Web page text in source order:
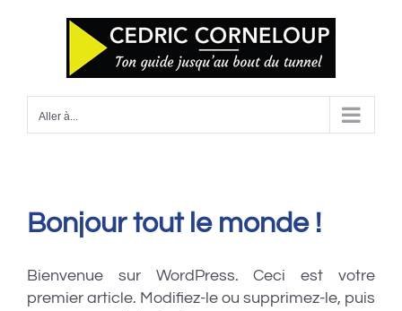
Aller à...
Bonjour tout le monde !
Bienvenue sur WordPress. Ceci est votre
premier article. Modifiez-le ou supprimez-le, puis